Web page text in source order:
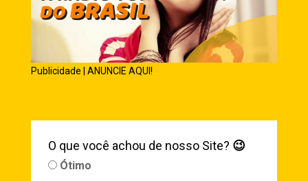
Publicidade | ANUNCIE AQUI!
O que você achou de nosso Site? 😉
Ótimo